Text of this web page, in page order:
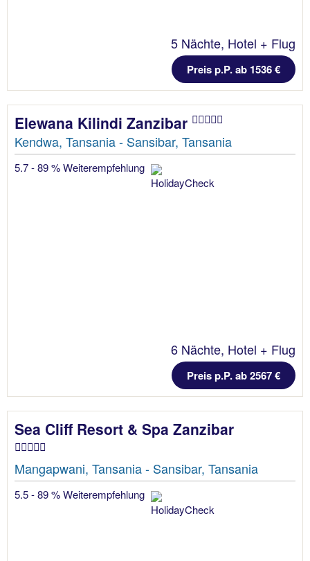
5 Nächte, Hotel + Flug
Preis p.P. ab 1536 €
Elewana Kilindi Zanzibar
Kendwa, Tansania - Sansibar, Tansania
5.7 - 89 % Weiterempfehlung
6 Nächte, Hotel + Flug
Preis p.P. ab 2567 €
Sea Cliff Resort & Spa Zanzibar
Mangapwani, Tansania - Sansibar, Tansania
5.5 - 89 % Weiterempfehlung